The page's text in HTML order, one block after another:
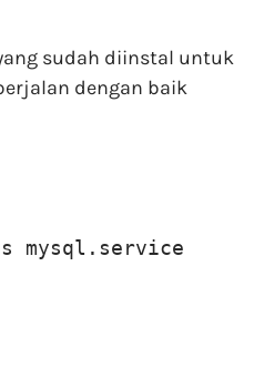
sudah diinstal untuk
dengan baik
mysql.service